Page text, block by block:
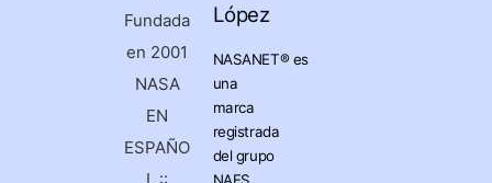
Fundada
en 2001
NASA
EN
ESPAÑO
López
NASANET®es
una
marca
registrada
del grupo